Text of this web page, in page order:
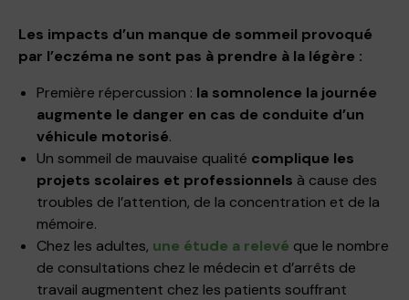
Les impacts d’un manque de sommeil provoqué
par l’eczéma ne sont pas à prendre à la légère :
Première répercussion : la somnolence la journée
augmente le danger en cas de conduite d’un
véhicule motorisé.
Un sommeil de mauvaise qualité complique les
projets scolaires et professionnels à cause des
troubles de l’attention, de la concentration et de la
mémoire.
Chez les adultes, une étude a relevé que le nombre
de consultations chez le médecin et d’arrêts de
travail augmentent chez les patients souffrant